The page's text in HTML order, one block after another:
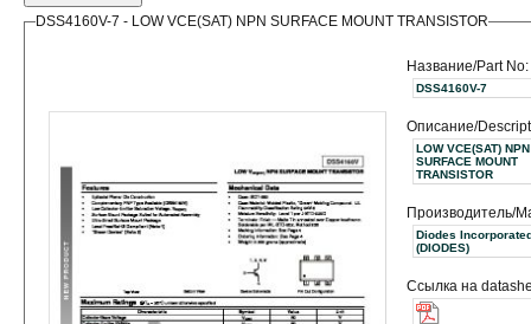
DSS4160V-7 - LOW VCE(SAT) NPN SURFACE MOUNT TRANSISTOR
Название/Part No:
DSS4160V-7
Описание/
LOW VCE(SAT) NPN
SURFACE MOUNT
TRANSISTOR
Производитель/
Diodes
(DIODES)
Ссылка на